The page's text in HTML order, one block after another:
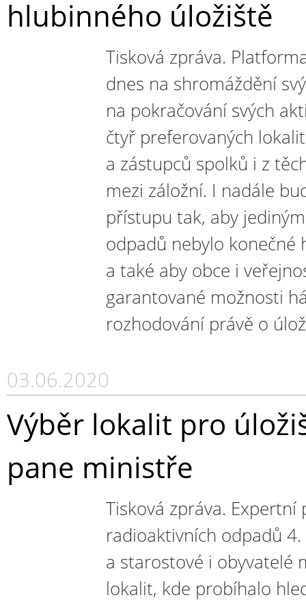
hlubinného úložiště
Tisková zpráva.
dnes na shromáždění
na pokračování svých
čtyř preferovaných
a zástupců spolků i z
mezi záložní. I nadále
přístupu tak, aby
odpadů nebylo konečné
a také aby obce i
garantované možnosti
rozhodování právě o
03.06.2020
Výběr lokalit pro
pane ministře
Tisková zpráva.
radioaktivních odpadů
a starostové i obyvatelé
lokalit, kde probíhalo